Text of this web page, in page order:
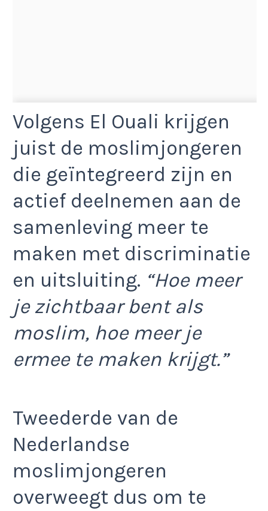
Volgens El Ouali krijgen
juist de moslimjongeren
die geïntegreerd zijn en
actief deelnemen aan de
samenleving meer te
maken met discriminatie
en uitsluiting. “Hoe meer
je zichtbaar bent als
moslim, hoe meer je
ermee te maken krijgt.”
Tweederde van de
Nederlandse
moslimjongeren
overweegt dus om te